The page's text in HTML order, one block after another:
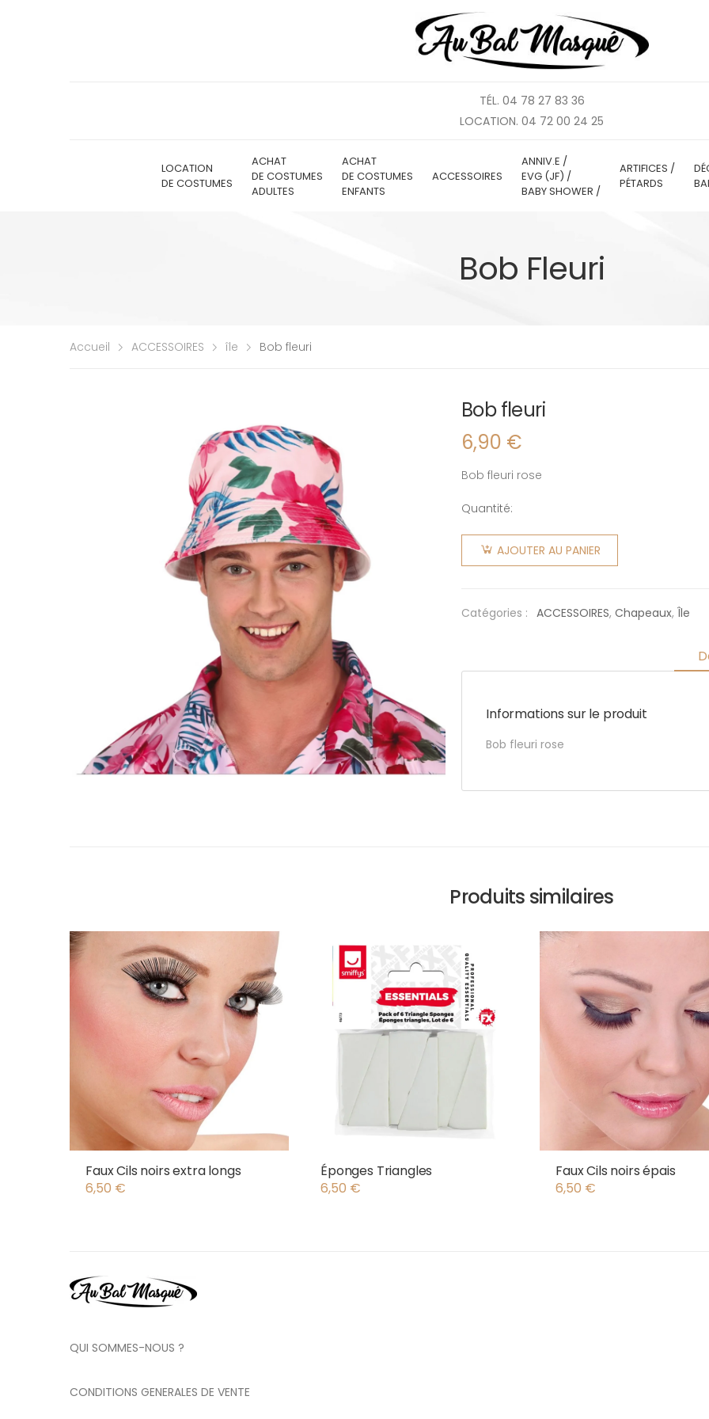
TÉL. 04 78 27 83 36
LOCATION. 04 72 00 24 25
LOCATION
DE COSTUMES
ACHAT
DE COSTUMES
ADULTES
ACHAT
DE COSTUMES
ENFANTS
ACCESSOIRES
ANNIV.E /
EVG (JF) /
BABY SHOWER /
ARTIFICES /
PÉTARDS
Bob Fleuri
Accueil ACCESSOIRES île Bob fleuri
Bob fleuri
6,90 €
Bob fleuri rose
Quantité:
quantité
de Bob
AJOUTER AU PANIER
Catégories : ACCESSOIRES, Chapeaux, Île
Informations sur le produit
Bob fleuri rose
Produits similaires
Faux Cils noirs extra longs
6,50 €
Éponges Triangles
6,50 €
Faux Cils noirs épais
6,50 €
QUI SOMMES-NOUS ?
CONDITIONS GENERALES DE VENTE